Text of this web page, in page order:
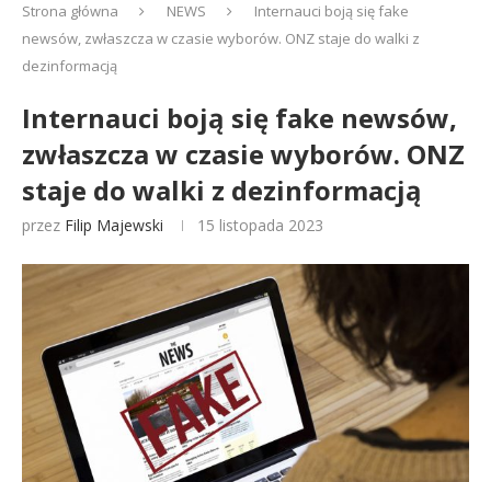
Strona główna NEWS
Internauci boją się fake
newsów, zwłaszcza w czasie wyborów. ONZ staje do walki z
dezinformacją
Internauci boją się fake newsów,
zwłaszcza w czasie wyborów. ONZ
staje do walki z dezinformacją
przez Filip Majewski 15 listopada 2023